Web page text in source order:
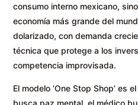
consumo interno mexicano,
economía más grande del
dolarizado, con demanda
técnica que protege a los
competencia improvisada.
El modelo ‘One Stop Shop’ es
busca paz mental, el médico